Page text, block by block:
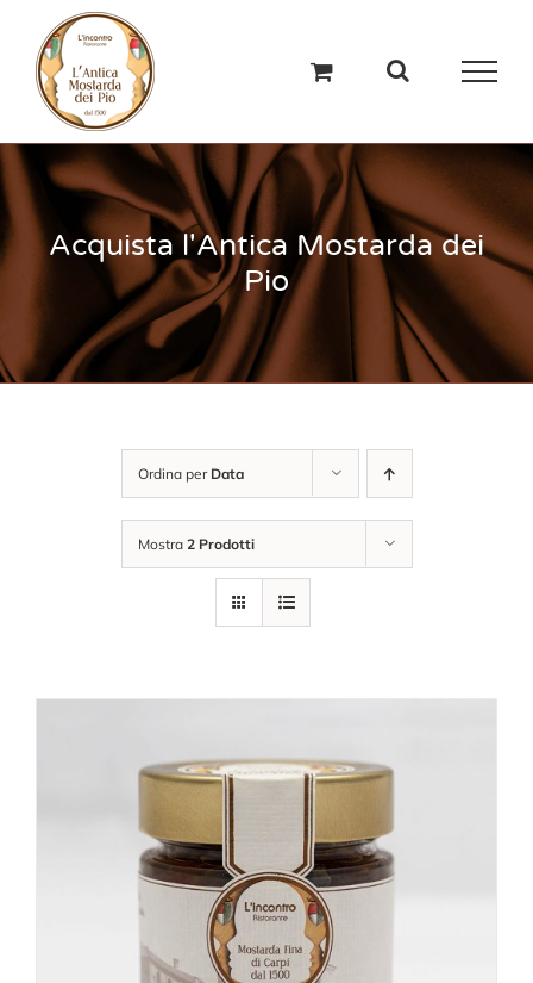
contenuto
Acquista l'Antica Mostarda dei
Pio
Ordina per Data
Mostra 2 Prodotti